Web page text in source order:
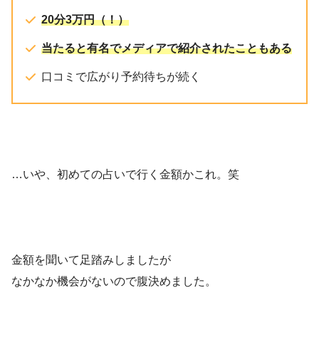
20分3万円（！）
当たると有名でメディアで紹介されたこともある
口コミで広がり予約待ちが続く
…いや、初めての占いで行く金額かこれ。笑
金額を聞いて足踏みしましたが
なかなか機会がないので腹決めました。